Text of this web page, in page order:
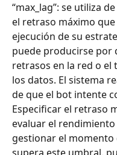
“max_lag”: se utiliza
el retraso máximo
ejecución de su
puede producirse por
retrasos en la red o
los datos. El sistema
de que el bot intente
Especificar el retraso
evaluar el
gestionar el